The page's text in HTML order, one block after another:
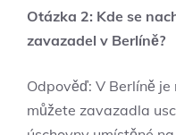
Otázka 2: Kde se
zavazadel v Berlíně?
Odpověď: V Berlíně
můžete zavazadla